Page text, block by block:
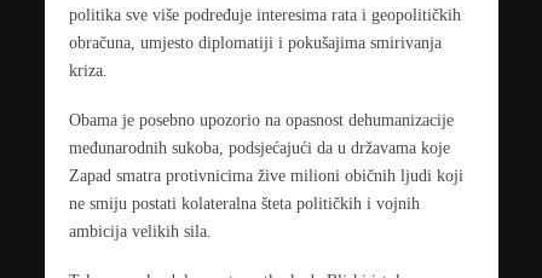
politika sve više podređuje interesima rata i geopolitičkih
obračuna, umjesto diplomatiji i pokušajima smirivanja
kriza.
Obama je posebno upozorio na opasnost dehumanizacije
međunarodnih sukoba, podsjećajući da u državama koje
Zapad smatra protivnicima žive milioni običnih ljudi koji
ne smiju postati kolateralna šteta političkih i vojnih
ambicija velikih sila.